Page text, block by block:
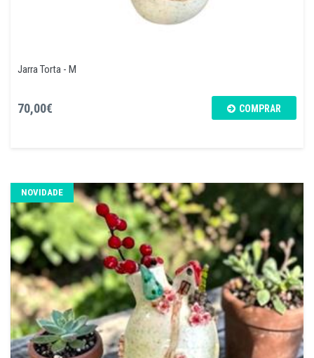
Jarra Torta - M
70,00€ COMPRAR
NOVIDADE